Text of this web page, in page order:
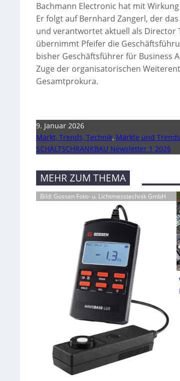
Bachmann Electronic hat mit
Er folgt auf Bernhard Zangerl, der
und verantwortet aktuell als Director
übernimmt Pfeifer die
bisher Geschäftsführer für Business
Zuge der organisatorischen
Gesamtprokura.
9. Januar 2026
Markt, Trends, Technik, Märkte und Trends
SCHALTSCHRANKBAU Newsletter 1 2026
MEHR ZUM THEMA
Bild: Gossen Foto- u. Lichtmesstechnik GmbH